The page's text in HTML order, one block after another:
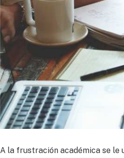
A la frustración académica se le